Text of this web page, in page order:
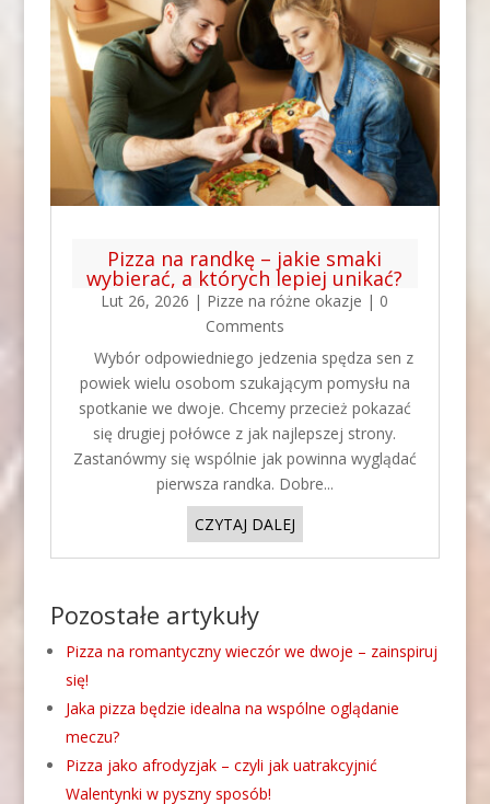
Pizza na randkę – jakie smaki
wybierać, a których lepiej unikać?
Lut 26, 2026 | Pizze na różne okazje | 0
Comments
Wybór odpowiedniego jedzenia spędza sen z
powiek wielu osobom szukającym pomysłu na
spotkanie we dwoje. Chcemy przecież pokazać
się drugiej połówce z jak najlepszej strony.
Zastanówmy się wspólnie jak powinna wyglądać
pierwsza randka. Dobre...
CZYTAJ DALEJ
Pozostałe artykuły
Pizza na romantyczny wieczór we dwoje – zainspiruj
się!
Jaka pizza będzie idealna na wspólne oglądanie
meczu?
Pizza jako afrodyzjak – czyli jak uatrakcyjnić
Walentynki w pyszny sposób!